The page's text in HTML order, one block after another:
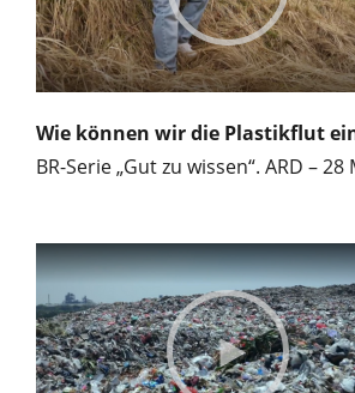
Wie können wir die Plastikflut
BR-Serie „Gut zu wissen“. ARD – 28